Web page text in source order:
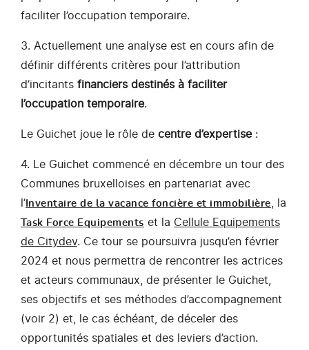
faciliter l’occupation temporaire.
3. Actuellement une analyse est en cours afin de
définir différents critères pour l’attribution
d’incitants financiers destinés à faciliter
l’occupation temporaire.
Le Guichet joue le rôle de centre d’expertise:
4. Le Guichet commencé en décembre un tour des
Communes bruxelloises en partenariat avec
l’Inventaire de la vacance foncière et immobilière, la
Task Force Equipements et la Cellule Equipements
de Citydev. Ce tour se poursuivra jusqu’en février
2024 et nous permettra de rencontrer les actrices
et acteurs communaux, de présenter le Guichet,
ses objectifs et ses méthodes d’accompagnement
(voir 2) et, le cas échéant, de déceler des
opportunités spatiales et des leviers d’action.